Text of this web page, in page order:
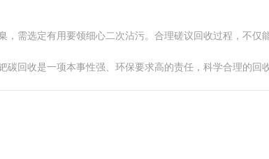
，需选定有用要领细心二次沾污。合理磋议回收过程，不仅
碳回收是一项本事性强、环保要求高的责任，科学合理的回